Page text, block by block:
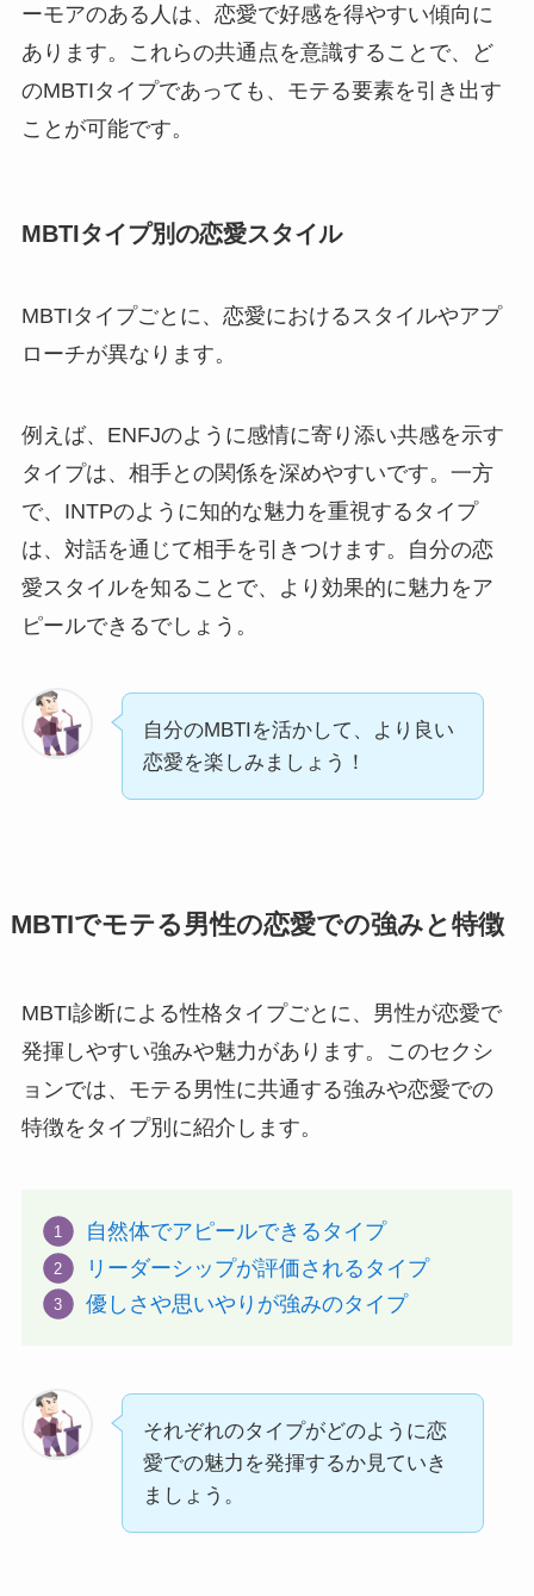
ーモアのある人は、恋愛で好感を得やすい傾向に
あります。これらの共通点を意識することで、ど
のMBTIタイプであっても、モテる要素を引き出す
ことが可能です。
MBTIタイプ別の恋愛スタイル
MBTIタイプごとに、恋愛におけるスタイルやアプ
ローチが異なります。
例えば、ENFJのように感情に寄り添い共感を示す
タイプは、相手との関係を深めやすいです。一方
で、INTPのように知的な魅力を重視するタイプ
は、対話を通じて相手を引きつけます。自分の恋
愛スタイルを知ることで、より効果的に魅力をア
ピールできるでしょう。
自分のMBTIを活かして、より良い
恋愛を楽しみましょう！
MBTIでモテる男性の恋愛での強みと特徴
MBTI診断による性格タイプごとに、男性が恋愛で
発揮しやすい強みや魅力があります。このセクシ
ョンでは、モテる男性に共通する強みや恋愛での
特徴をタイプ別に紹介します。
自然体でアピールできるタイプ
リーダーシップが評価されるタイプ
優しさや思いやりが強みのタイプ
それぞれのタイプがどのように恋
愛での魅力を発揮するか見ていき
ましょう。